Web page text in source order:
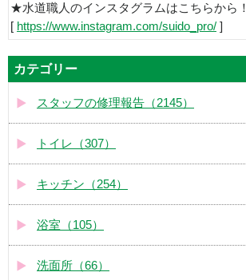
★水道職人のインスタグラムはこちらから！
[ https://www.instagram.com/suido_pro/ ]
カテゴリー
スタッフの修理報告（2145）
トイレ（307）
キッチン（254）
浴室（105）
洗面所（66）